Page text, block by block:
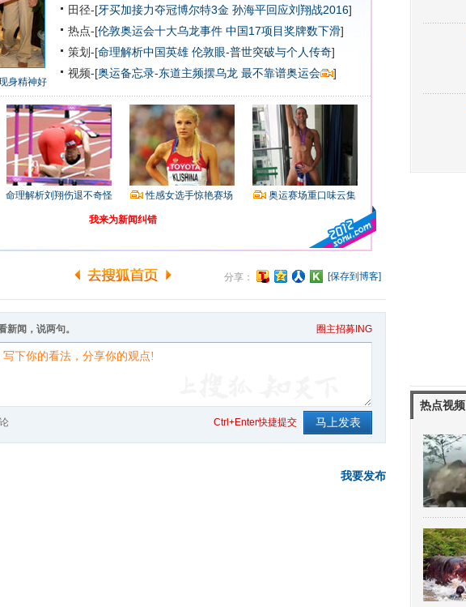
身精神好
田径-[牙买加接力夺冠博尔特3金 孙海平回应刘翔战2016]
热点-[伦敦奥运会十大乌龙事件 中国17项目奖牌数下滑]
策划-[命理解析中国英雄 伦敦眼-普世突破与个人传奇]
视频-[奥运备忘录-东道主频摆乌龙 最不靠谱奥运会 ]
命理解析刘翔伤退不奇怪 性感女选手惊艳赛场 奥运赛场重口味云集
我来为新闻纠错
分享： [保存到博客]
新闻，说两句。 圈主招募ING
Ctrl+Enter快捷提交
我要发布
热点视频